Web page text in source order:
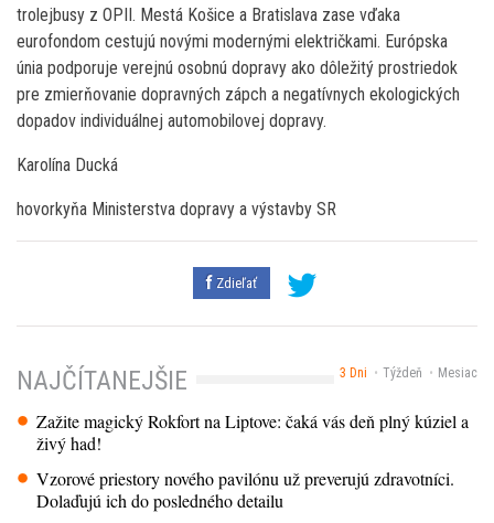
trolejbusy z OPII. Mestá Košice a Bratislava zase vďaka
eurofondom cestujú novými modernými električkami. Európska
únia podporuje verejnú osobnú dopravy ako dôležitý prostriedok
pre zmierňovanie dopravných zápch a negatívnych ekologických
dopadov individuálnej automobilovej dopravy.
Karolína Ducká
hovorkyňa Ministerstva dopravy a výstavby SR
Zdieľať
3 Dni Týždeň Mesiac
NAJČÍTANEJŠIE
Zažite magický Rokfort na Liptove: čaká vás deň plný kúziel a
živý had!
Vzorové priestory nového pavilónu už preverujú zdravotníci.
Dolaďujú ich do posledného detailu